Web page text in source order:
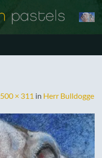
500 × 311 in Herr Bulldogge